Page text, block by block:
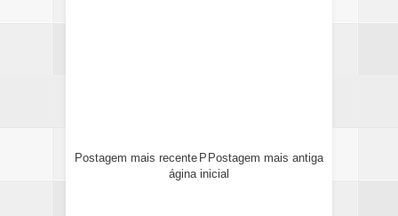
Postagem mais recente Postagem mais antiga
P
ágina inicial